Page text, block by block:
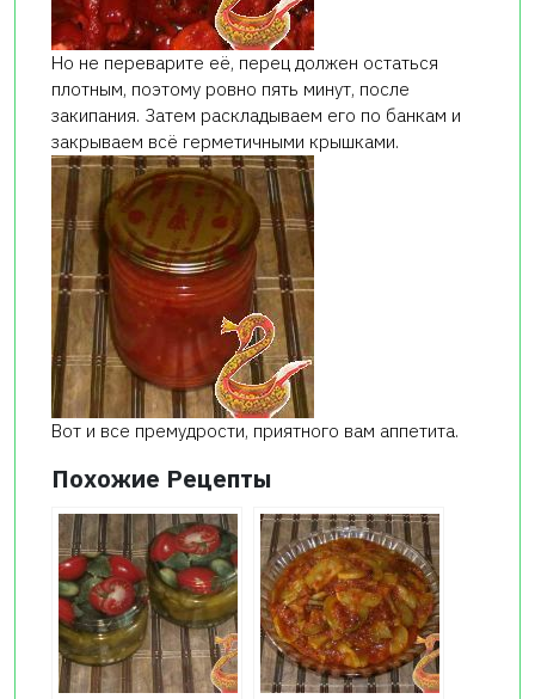
Но не переварите её, перец должен остаться
плотным, поэтому ровно пять минут, после
закипания. Затем раскладываем его по банкам и
закрываем всё герметичными крышками.
Вот и все премудрости, приятного вам аппетита.
Похожие Рецепты